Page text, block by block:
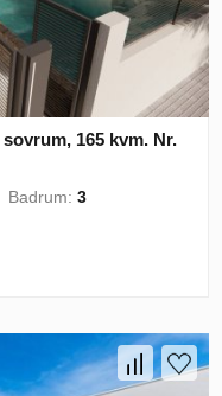
165 kvm. Nr.
Badrum:3